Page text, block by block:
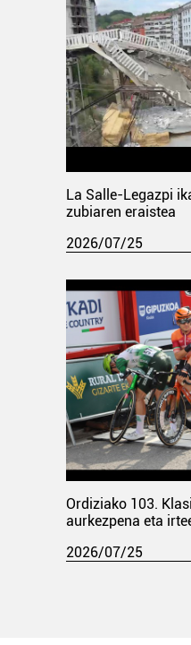
La Salle-Legazpi
zubiaren eraistea
2026/07/25
Ordiziako 103.
aurkezpena eta
2026/07/25